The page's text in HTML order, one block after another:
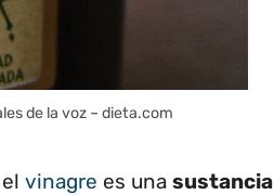
de la voz – dieta.com
vinagre es una sustancia